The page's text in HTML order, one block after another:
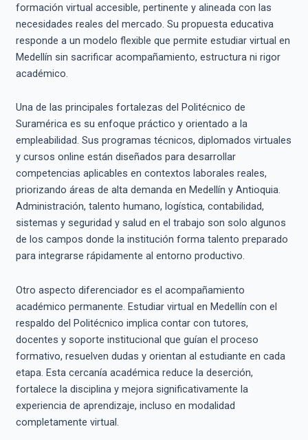
formación virtual accesible, pertinente y alineada con las
necesidades reales del mercado. Su propuesta educativa
responde a un modelo flexible que permite estudiar virtual en
Medellín sin sacrificar acompañamiento, estructura ni rigor
académico.
Una de las principales fortalezas del Politécnico de
Suramérica es su enfoque práctico y orientado a la
empleabilidad. Sus programas técnicos, diplomados virtuales
y cursos online están diseñados para desarrollar
competencias aplicables en contextos laborales reales,
priorizando áreas de alta demanda en Medellín y Antioquia.
Administración, talento humano, logística, contabilidad,
sistemas y seguridad y salud en el trabajo son solo algunos
de los campos donde la institución forma talento preparado
para integrarse rápidamente al entorno productivo.
Otro aspecto diferenciador es el acompañamiento
académico permanente. Estudiar virtual en Medellín con el
respaldo del Politécnico implica contar con tutores,
docentes y soporte institucional que guían el proceso
formativo, resuelven dudas y orientan al estudiante en cada
etapa. Esta cercanía académica reduce la deserción,
fortalece la disciplina y mejora significativamente la
experiencia de aprendizaje, incluso en modalidad
completamente virtual.